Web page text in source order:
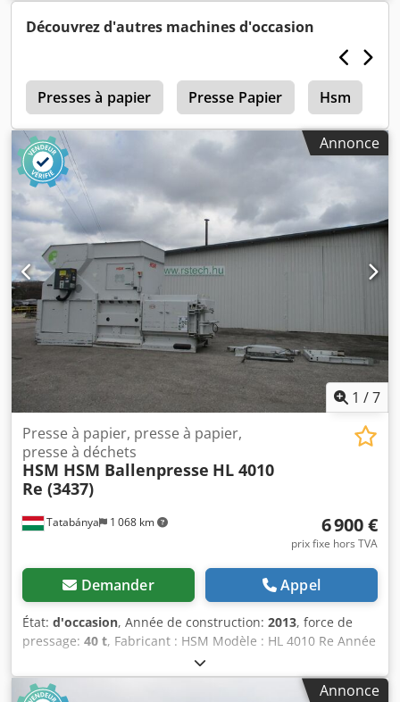
Découvrez d'autres machines d'occasion
Presses à papier Presse Papier Hsm
Annonce
1 /7
Tatabánya 1 068 km
Presse à papier, presse à papier,
presse à déchets
HSM HSM Ballenpresse HL 4010
Re (3437)
6 900 €
prix fixe hors TVA
Demander Appel
État: d'occasion, Année de construction: 2013, force de
pressage: 40 t, Fabricant : HSM Modèle : HL 4010 Re Année
de fabrication : 2015 Cedpfxeyq Ngto Airoha Force de
pressage : 40 t
Annonce